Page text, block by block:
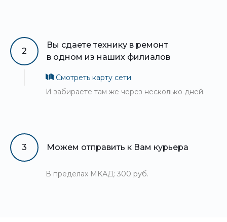
2
Вы сдаете технику в ремонт
в одном из наших филиалов
Смотреть карту сети
И забираете там же через несколько дней.
3 Можем отправить к Вам курьера
В пределах МКАД: 300 руб.